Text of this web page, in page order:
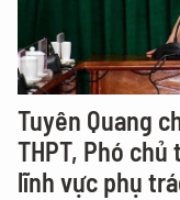
Tuyên Quang
THPT, Phó
lĩnh vực phụ